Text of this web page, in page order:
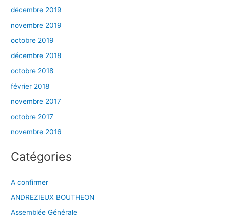
décembre 2019
novembre 2019
octobre 2019
décembre 2018
octobre 2018
février 2018
novembre 2017
octobre 2017
novembre 2016
Catégories
A confirmer
ANDREZIEUX BOUTHEON
Assemblée Générale